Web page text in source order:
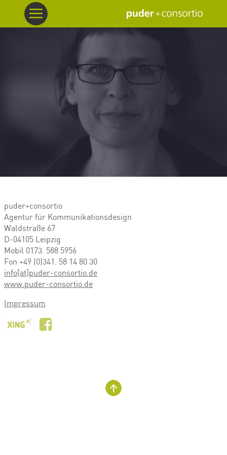
puder+consortio
Agentur für Kommunikationsdesign
Waldstraße 67
D-04105 Leipzig
Mobil 0173. 588 5956
Fon +49 (0)341. 58 14 80 30
info[at]puder-consortio.de
www.puder-consortio.de
Impressum